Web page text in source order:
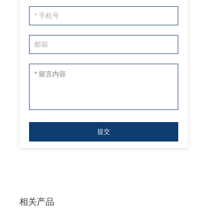
相关产品